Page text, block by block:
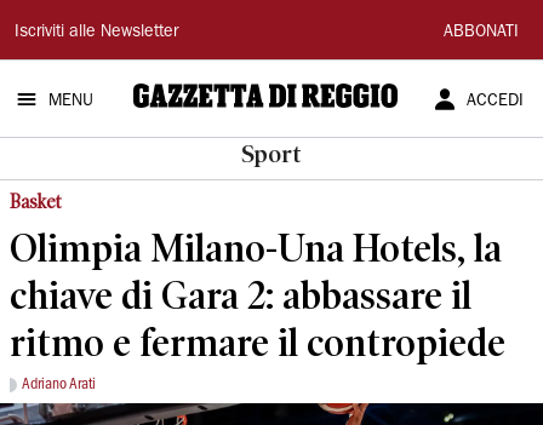
Gazzetta
di
Reggio
Iscriviti alle Newsletter ABBONATI
MENU ACCEDI
Sport
Basket
Olimpia Milano-Una Hotels, la
chiave di Gara 2: abbassare il
ritmo e fermare il contropiede
Adriano Arati